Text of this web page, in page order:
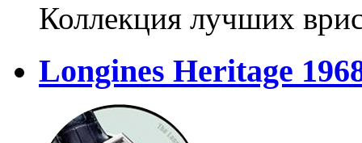
Коллекция лучших
Longines Heritage